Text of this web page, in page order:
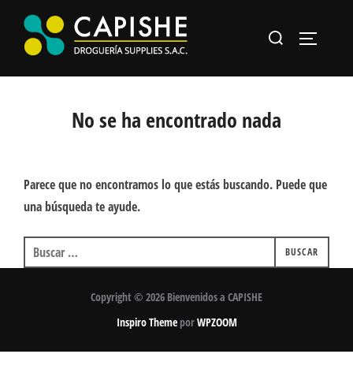
contenido
Buscar:
No se ha encontrado nada
Parece que no encontramos lo que estás buscando. Puede que
una búsqueda te ayude.
Buscar: BUSCAR
Copyright © 2026 Bienvenidos a CAPISHE
Inspiro ThemeporWPZOOM